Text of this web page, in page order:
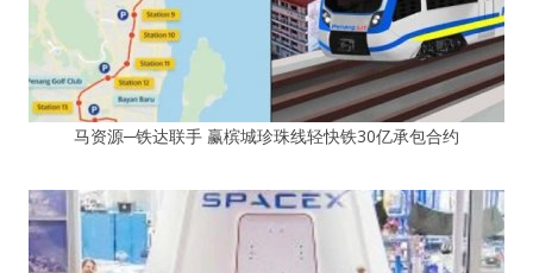
马资源─铁达联手 赢槟城珍珠线轻快铁30亿承包合约